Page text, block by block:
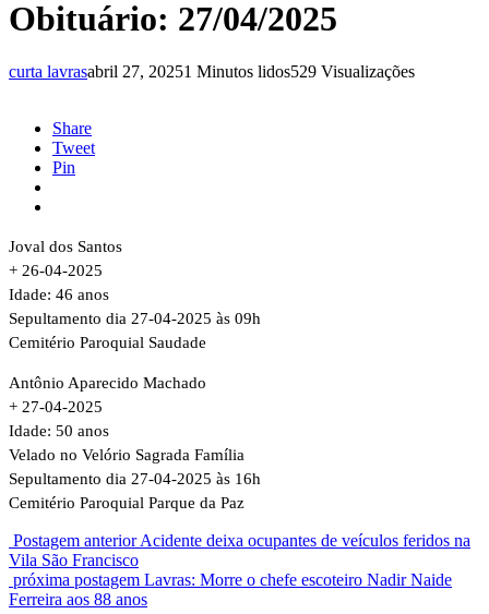
Obituário: 27/04/2025
curta lavrasabril 27, 20251 Minutos lidos529 Visualizações
Share
Tweet
Pin
Joval dos Santos
+ 26-04-2025
Idade: 46 anos
Sepultamento dia 27-04-2025 às 09h
Cemitério Paroquial Saudade
Antônio Aparecido Machado
+ 27-04-2025
Idade: 50 anos
Velado no Velório Sagrada Família
Sepultamento dia 27-04-2025 às 16h
Cemitério Paroquial Parque da Paz
Postagem anteriorAcidente deixa ocupantes de veículos feridos na
Vila São Francisco
próxima postagem Lavras: Morre o chefe escoteiro Nadir Naide
Ferreira aos 88 anos